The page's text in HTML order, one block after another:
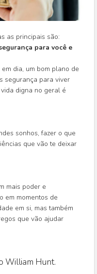
as principais são:
para você e
dia, um bom plano de
segurança para viver
digna no geral é
sonhos, fazer o que
que vão te deixar
mais poder e
em momentos de
em si, mas também
que vão ajudar
William Hunt.